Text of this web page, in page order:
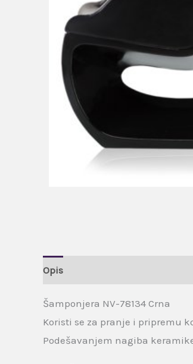
Opis
Šamponjera NV-78134 Crna
Koristi se za pranje i pripremu
Podešavanjem nagiba